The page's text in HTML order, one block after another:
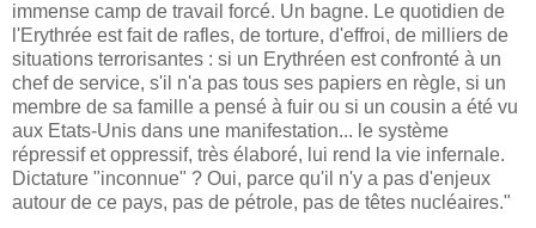
immense camp de travail forcé. Un bagne. Le quotidien de
l'Erythrée est fait de rafles, de torture, d'effroi, de milliers de
situations terrorisantes : si un Erythréen est confronté à un
chef de service, s'il n'a pas tous ses papiers en règle, si un
membre de sa famille a pensé à fuir ou si un cousin a été vu
aux Etats-Unis dans une manifestation... le système
répressif et oppressif, très élaboré, lui rend la vie infernale.
Dictature "inconnue" ? Oui, parce qu'il n'y a pas d'enjeux
autour de ce pays, pas de pétrole, pas de têtes nucléaires."